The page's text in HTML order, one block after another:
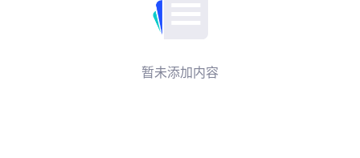
暂未添加内容